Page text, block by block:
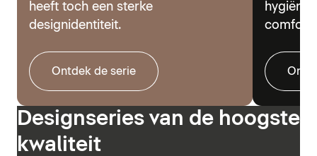
heeft toch een sterke
designidentiteit.
Ontdek de serie
comfort.
Designseries van de hoogste
kwaliteit